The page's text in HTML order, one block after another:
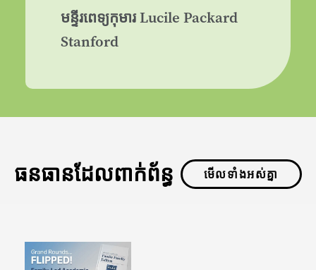
មន្ទីរពេទ្យកុមារ Lucile Packard
Stanford
ធនធានដែលពាក់ព័ន្ធ មើលទាំងអស់គ្នា